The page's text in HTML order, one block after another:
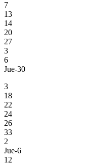
7
13
14
20
27
3
6
Jue-30
3
18
22
24
26
33
2
Jue-6
12